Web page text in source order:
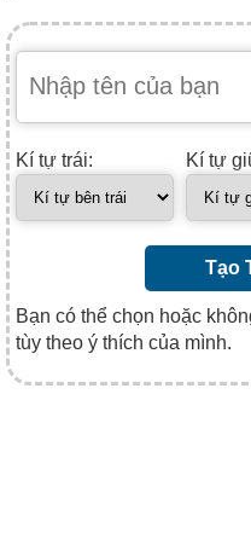
Kí tự trái: Kí tự
Tạo
Bạn có thể chọn hoặc
tùy theo ý thích của mình.